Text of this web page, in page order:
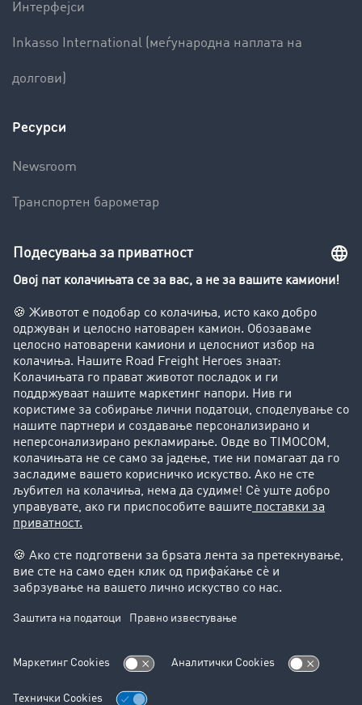
Интерфејси
Inkasso International (меѓународна наплата на
долгови)
Ресурси
Newsroom
Транспортен барометар
Увид во транспортната берза
Забрани за возење на камиони
Фирма
Преку клиенти до нови клиенти
Успешни приказни
Поддршка
Поддршка
Правни прашања
Импресум
Општи услови на работење